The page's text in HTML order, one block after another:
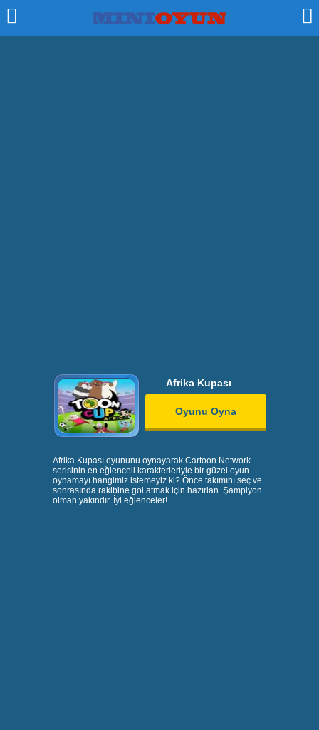
Afrika Kupası
Oyunu Oyna
Afrika Kupası oyununu oynayarak Cartoon Network
serisinin en eğlenceli karakterleriyle bir güzel oyun
oynamayı hangimiz istemeyiz ki? Önce takımını seç ve
sonrasında rakibine gol atmak için hazırlan. Şampiyon
olman yakındır. İyi eğlenceler!